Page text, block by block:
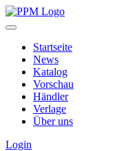
Startseite
News
Katalog
Vorschau
Händler
Verlage
Über uns
Login